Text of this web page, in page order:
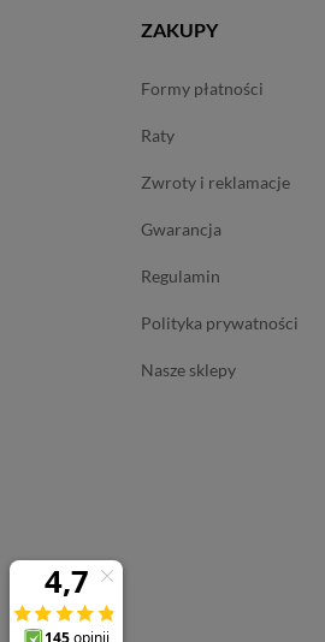
ZAKUPY
formy płatności
raty
zwroty i reklamacje
gwarancja
regulamin
polityka prywatności
nasze sklepy